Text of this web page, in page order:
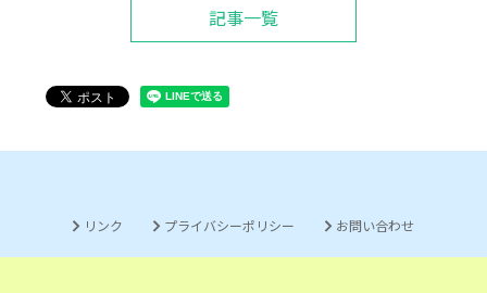
記事一覧
リンク プライバシーポリシー お問い合わせ